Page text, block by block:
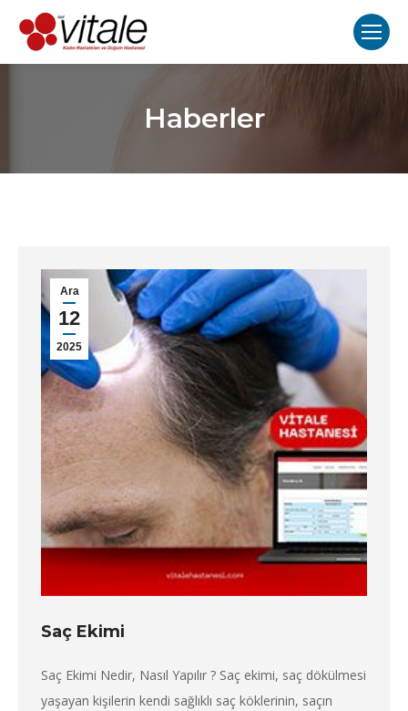
Haberler
Ara
12
2025
Saç Ekimi
Saç Ekimi Nedir, Nasıl Yapılır ? Saç ekimi, saç dökülmesi
yaşayan kişilerin kendi sağlıklı saç köklerinin, saçın